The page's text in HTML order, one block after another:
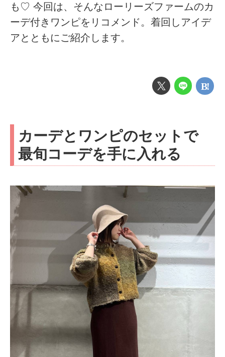
も♡ 今回は、そんなローリーズファームのカ
ーデ付きワンピをリコメンド。着回しアイデ
アとともにご紹介します。
カーデとワンピのセットで
最旬コーデを手に入れる